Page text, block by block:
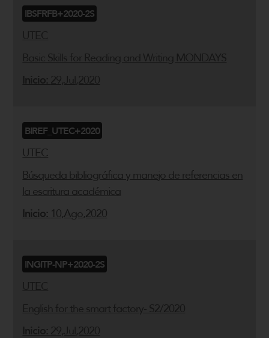
IBSFRFB+2020-2S
UTEC
Basic Skills for Reading and Writing MONDAYS
Inicio: 29,Jul,2020
BIREF_UTEC+2020
UTEC
Búsqueda bibliográfica y manejo de referencias en
la escritura académica
Inicio: 10,Ago,2020
INGITP-NP+2020-2S
UTEC
English for the smart factory- S2/2020
Inicio: 29,Jul,2020